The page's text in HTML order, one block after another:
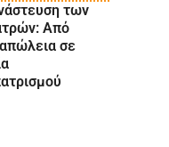
των
Aπό
σε